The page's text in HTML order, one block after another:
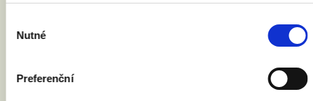
souhlasu
Nutné
Preferenční